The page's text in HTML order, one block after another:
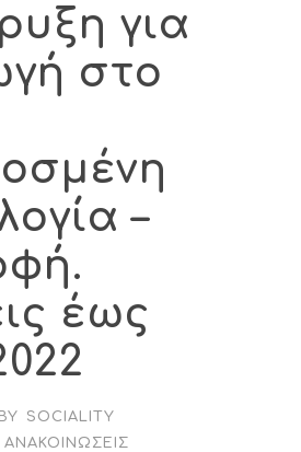
για
στο
–
έως
BY
SOCIALITY
ΑΝΑΚΟΙΝΏΣΕΙΣ